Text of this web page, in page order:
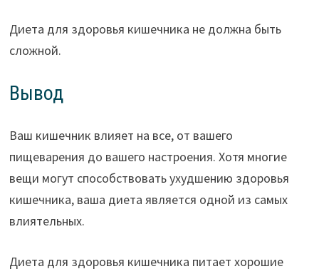
Диета для здоровья кишечника не должна быть
сложной.
Вывод
Ваш кишечник влияет на все, от вашего
пищеварения до вашего настроения. Хотя многие
вещи могут способствовать ухудшению здоровья
кишечника, ваша диета является одной из самых
влиятельных.
Диета для здоровья кишечника питает хорошие